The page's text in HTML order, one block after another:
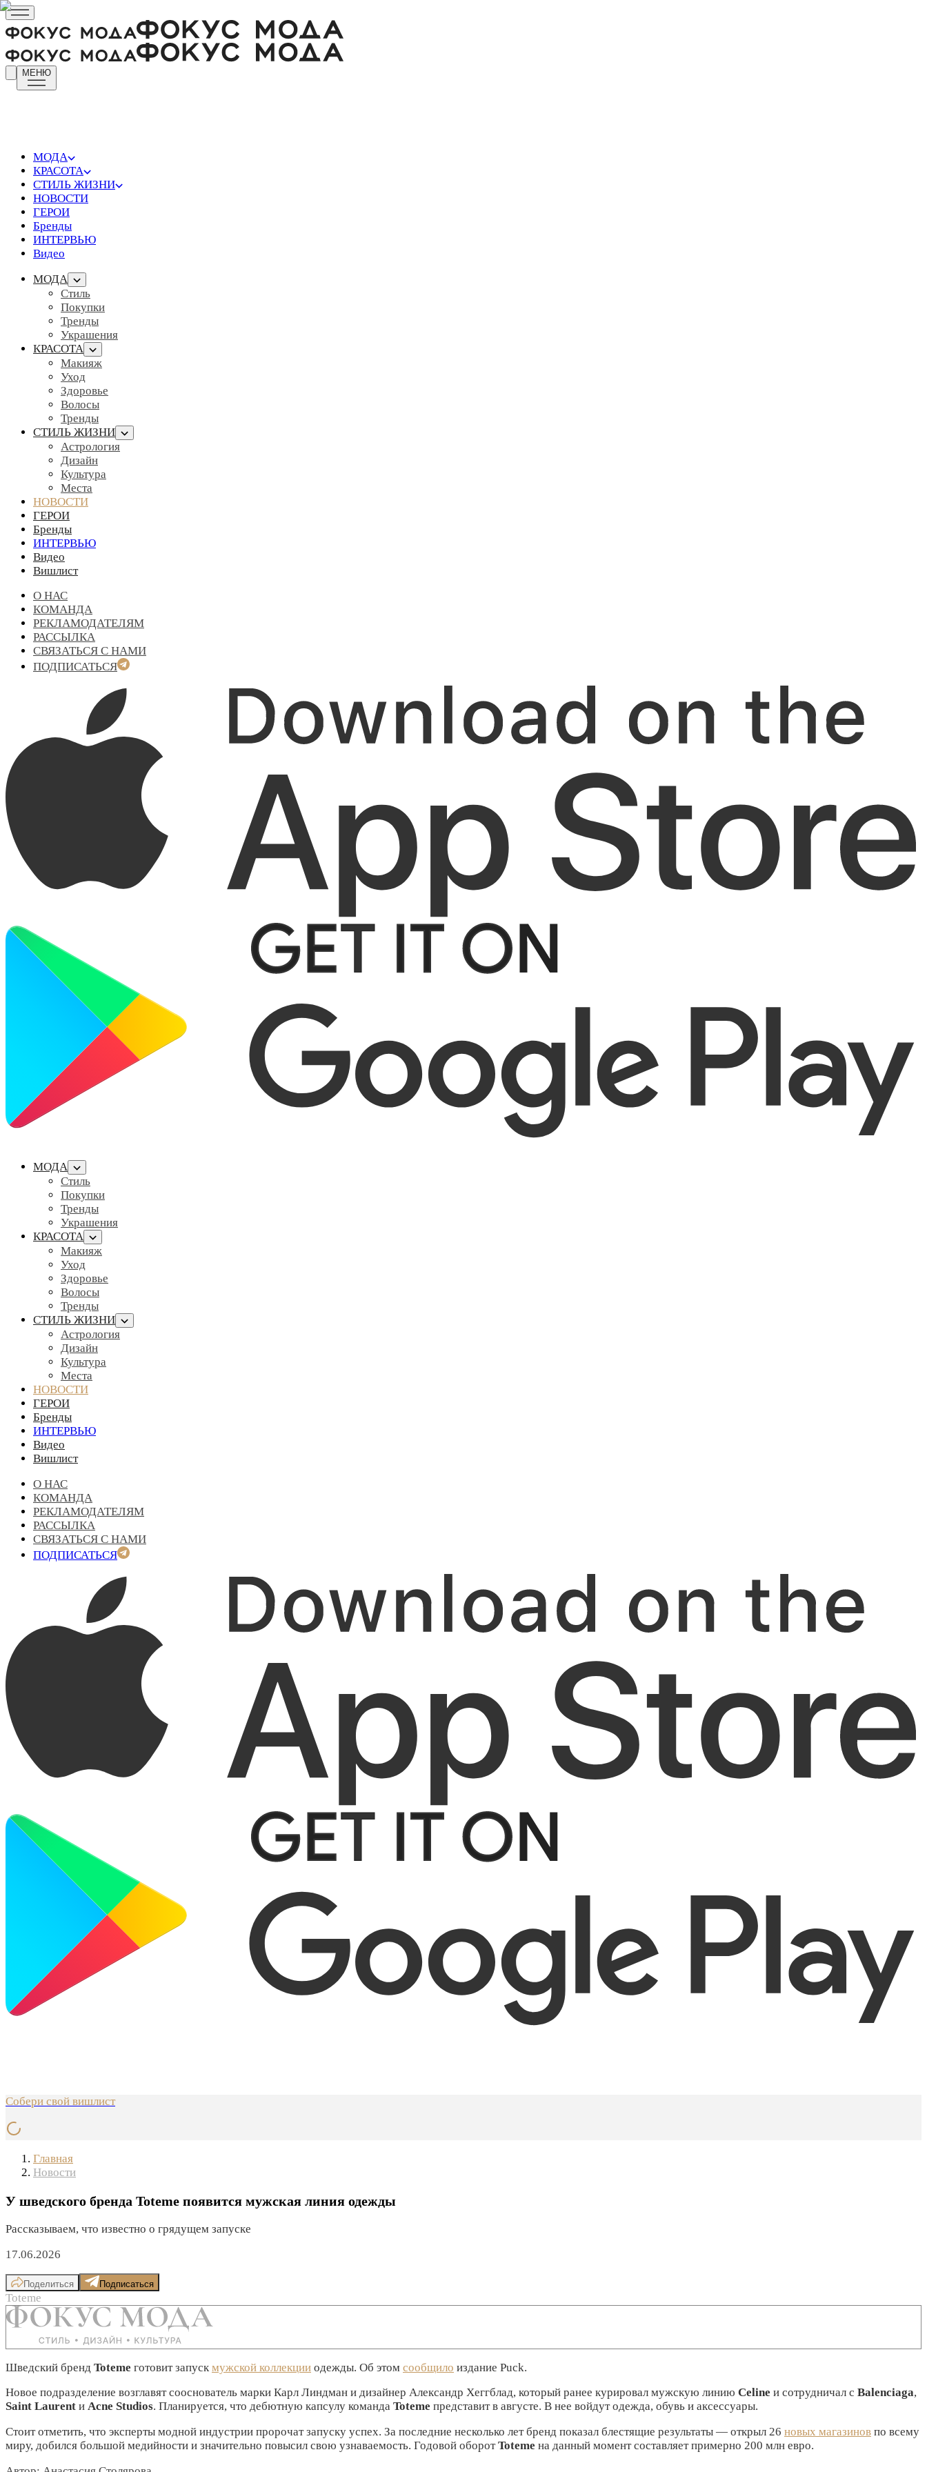
МЕНЮ
МОДА
КРАСОТА
СТИЛЬ ЖИЗНИ
НОВОСТИ
ГЕРОИ
Бренды
ИНТЕРВЬЮ
Видео
МОДА
Стиль
Покупки
Тренды
Украшения
КРАСОТА
Макияж
Уход
Здоровье
Волосы
Тренды
СТИЛЬ ЖИЗНИ
Астрология
Дизайн
Культура
Места
НОВОСТИ
ГЕРОИ
Бренды
ИНТЕРВЬЮ
Видео
Вишлист
О НАС
КОМАНДА
РЕКЛАМОДАТЕЛЯМ
РАССЫЛКА
СВЯЗАТЬСЯ С НАМИ
ПОДПИСАТЬСЯ
МОДА
Стиль
Покупки
Тренды
Украшения
КРАСОТА
Макияж
Уход
Здоровье
Волосы
Тренды
СТИЛЬ ЖИЗНИ
Астрология
Дизайн
Культура
Места
НОВОСТИ
ГЕРОИ
Бренды
ИНТЕРВЬЮ
Видео
Вишлист
О НАС
КОМАНДА
РЕКЛАМОДАТЕЛЯМ
РАССЫЛКА
СВЯЗАТЬСЯ С НАМИ
ПОДПИСАТЬСЯ
Собери свой вишлист
Главная
Новости
У шведского бренда Toteme появится мужская линия одежды
Рассказываем, что известно о грядущем запуске
17.06.2026
Поделиться Подписаться
Toteme
Шведский бренд Toteme готовит запуск мужской коллекции одежды. Об этом сообщило издание Puck.
Новое подразделение возглавят сооснователь марки Карл Линдман и дизайнер Александр Хеггблад, который ранее курировал мужскую линию Celine и сотрудничал с Balenciaga,
Saint Laurent и Acne Studios. Планируется, что дебютную капсулу команда Toteme представит в августе. В нее войдут одежда, обувь и аксессуары.
Стоит отметить, что эксперты модной индустрии пророчат запуску успех. За последние несколько лет бренд показал блестящие результаты — открыл 26 новых магазинов по всему
миру, добился большой медийности и значительно повысил свою узнаваемость. Годовой оборотToteme на данный момент составляет примерно 200 млн евро.